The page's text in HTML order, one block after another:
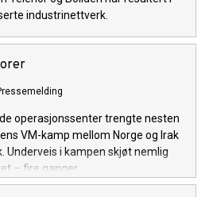
industrinettverk.
operasjonssenter trengte nesten
VM-kamp mellom Norge og Irak
Underveis i kampen skjøt nemlig
– fire ganger.